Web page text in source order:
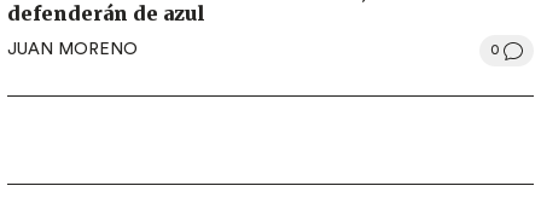
defenderán de azul
JUAN MORENO 0